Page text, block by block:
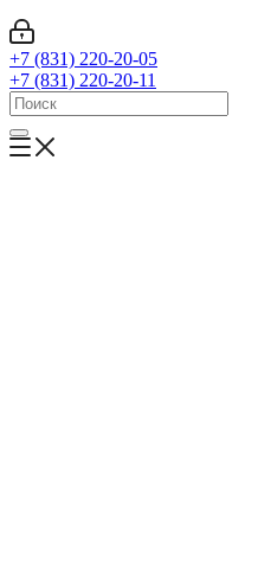
+7 (831) 220-20-05
+7 (831) 220-20-11